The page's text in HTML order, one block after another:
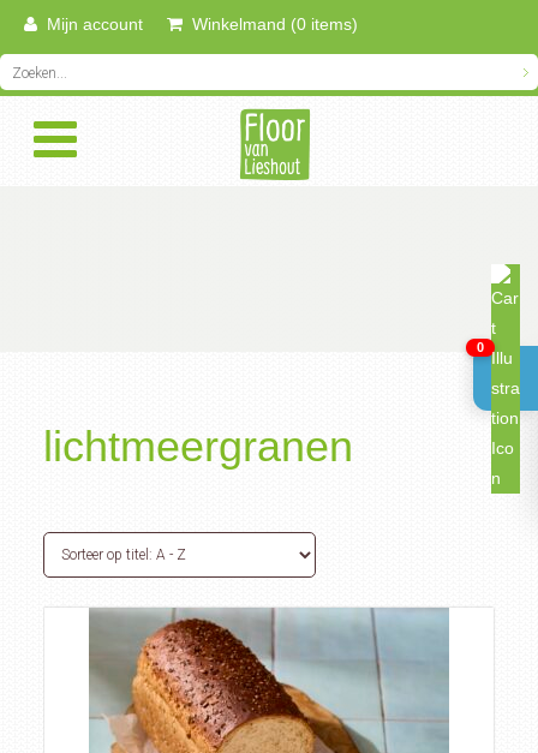
Mijn account Winkelmand (0 items)
lichtmeergranen
0